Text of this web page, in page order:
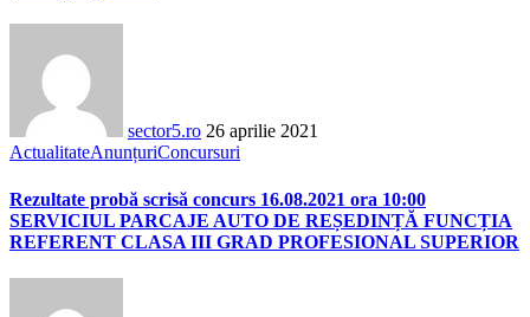
sector5.ro 26 aprilie 2021
ActualitateAnunțuriConcursuri
Rezultate probă scrisă concurs 16.08.2021 ora 10:00
SERVICIUL PARCAJE AUTO DE REȘEDINȚĂ FUNCȚIA
REFERENT CLASA III GRAD PROFESIONAL SUPERIOR